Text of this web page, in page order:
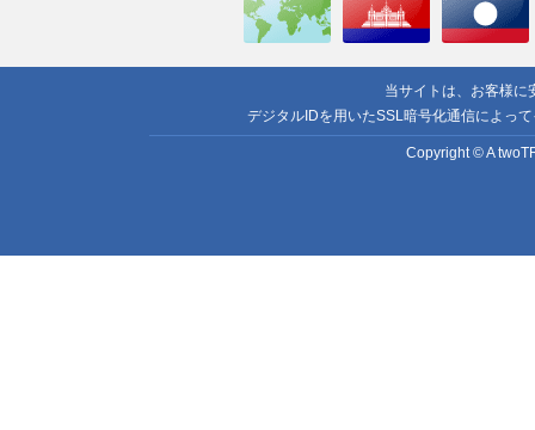
当サイトは、お客様に
デジタルIDを用いたSSL暗号化通信によっ
Copyright © A